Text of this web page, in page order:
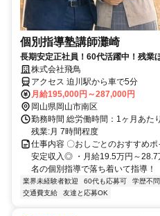
個別指導塾講師灘崎
長期安定正社員！60代活躍中！残業
活かせる個別塾講師
株式会社飛鳥
アクセス 迫川駅から車で5分
月給195,000円～287,000円
岡山県岡山市南区
勤務時間 総労働時間：1ヶ月あた
残業:月 7時間程度
仕事内容 〇おしごとのおすすめ
安定収入◎ ・月給19.5万円～28.7
名の個別指導で落ち着いて指導！
業界未経験者歓迎 60代も応募可 学歴不問
交通費支給
友達と応募OK